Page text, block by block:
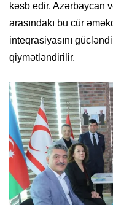
kəsb edir. Azərbaycan
arasındakı bu cür
inteqrasiyasını
qiymətləndirilir.